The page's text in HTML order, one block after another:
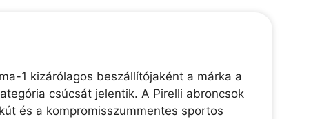
1 kizárólagos beszállítójaként a márka a
csúcsát jelentik. A Pirelli abroncsok
és a kompromisszummentes sportos